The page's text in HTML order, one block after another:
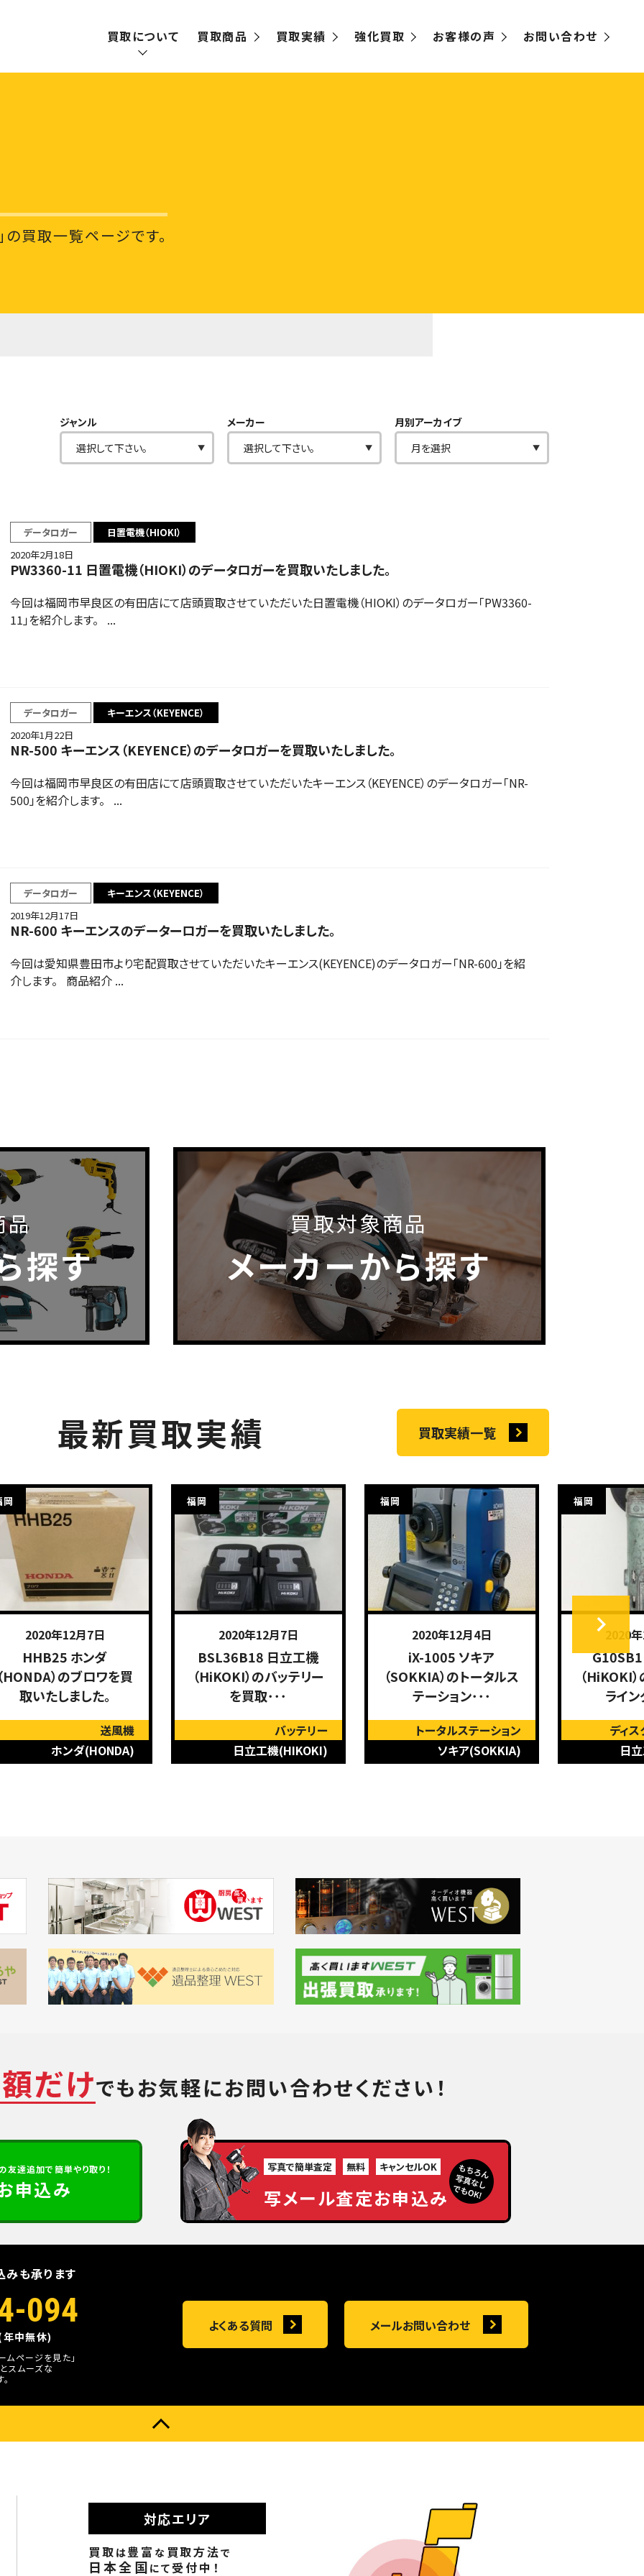
買取について 買取商品 買取実績 強化買取 お客様の声 お問い合わせ
の買取一覧ページです。
ジャンル メーカー 月別アーカイブ
データロガー
日置電機（HIOKI）
2020年2月18日
PW3360-11 日置電機（HIOKI）のデータロガーを買取いたしました。
今回は福岡市早良区の有田店にて店頭買取させていただいた日置電機（HIOKI）のデータロガー「PW3360-
11」を紹介します。 ...
データロガー
キーエンス（KEYENCE）
2020年1月22日
NR-500 キーエンス（KEYENCE）のデータロガーを買取いたしました。
今回は福岡市早良区の有田店にて店頭買取させていただいたキーエンス（KEYENCE）のデータロガー「NR-
500」を紹介します。 ...
データロガー
キーエンス（KEYENCE）
2019年12月17日
NR-600 キーエンスのデーターロガーを買取いたしました。
今回は愛知県豊田市より宅配買取させていただいたキーエンス(KEYENCE)のデータロガー「NR-600」を紹
介します。 商品紹介 ...
品
探す
買取対象商品
メーカーから探す
最新買取実績 買取実績一覧
岡
2020年12月7日
HHB25 ホンダ
HONDA）のブロワを買
取いたしました。
送風機
ホンダ(HONDA)
福岡
2020年12月7日
BSL36B18 日立工機
（HiKOKI）のバッテリー
を買取･･･
バッテリー
日立工機(HIKOKI)
福岡
2020年12月4日
iX-1005 ソキア
（SOKKIA）のトータルス
テーション･･･
トータルステーション
ソキア(SOKKIA)
福岡
2020
（HiKOKI
ライ
ディ
日
だけでもお気軽にお問い合わせください！
友達追加で簡単やり取り！
申込み
写真で簡単査定 無料 キャンセルOK
写メール査定お申込み
も承ります
094
中無休)
ムページを見た」
スムーズな
よくある質問 メールお問い合わせ
対応エリア
買取 は豊富 な 買取方法で
日本全国 にて 受付中！